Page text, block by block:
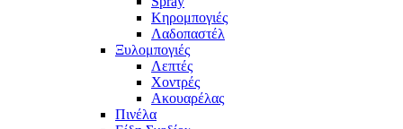
Κηρομπογιές
Λαδοπαστέλ
Ξυλομπογιές
Λεπτές
Χοντρές
Ακουαρέλας
Πινέλα